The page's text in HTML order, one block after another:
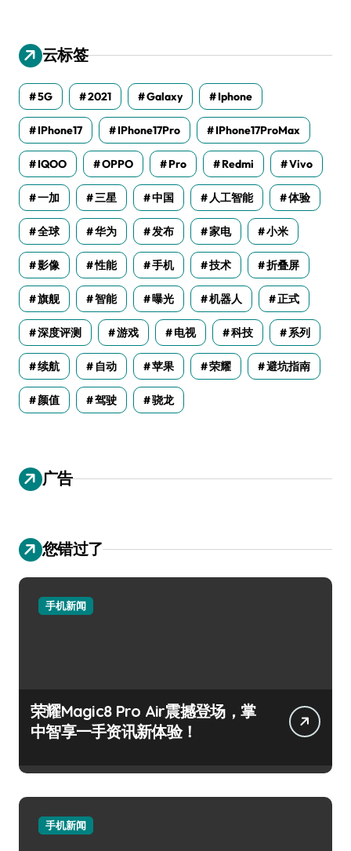
云标签
5G 2021 Galaxy Iphone
IPhone17 IPhone17Pro IPhone17ProMax
IQOO OPPO Pro Redmi Vivo
一加 三星 中国 人工智能 体验
全球 华为 发布 家电 小米
影像 性能 手机 技术 折叠屏
旗舰 智能 曝光 机器人 正式
深度评测 游戏 电视 科技 系列
续航 自动 苹果 荣耀 避坑指南
颜值 驾驶 骁龙
广告
您错过了
手机新闻
荣耀Magic8 Pro Air震撼登场，掌
中智享一手资讯新体验！
手机新闻